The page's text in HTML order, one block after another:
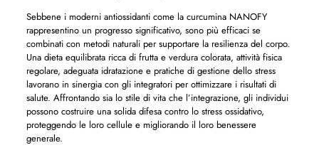
Sebbene i moderni antiossidanti come la curcumina NANOFY
rappresentino un progresso significativo, sono più efficaci se
combinati con metodi naturali per supportare la resilienza del corpo.
Una dieta equilibrata ricca di frutta e verdura colorata, attività fisica
regolare, adeguata idratazione e pratiche di gestione dello stress
lavorano in sinergia con gli integratori per ottimizzare i risultati di
salute. Affrontando sia lo stile di vita che l’integrazione, gli individui
possono costruire una solida difesa contro lo stress ossidativo,
proteggendo le loro cellule e migliorando il loro benessere
generale.